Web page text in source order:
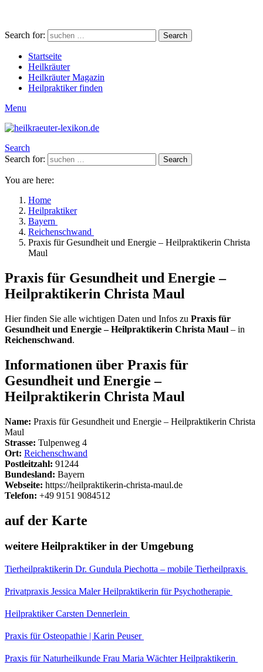
Search for: Search
Startseite
Heilkräuter
Heilkräuter Magazin
Heilpraktiker finden
Menu
Search
Search for:
Search
You are here:
Home
Heilpraktiker
Bayern
Reichenschwand
Praxis für Gesundheit und Energie – Heilpraktikerin Christa
Maul
Praxis für Gesundheit und Energie –
Heilpraktikerin Christa Maul
Hier finden Sie alle wichtigen Daten und Infos zu Praxis für
Gesundheit und Energie – Heilpraktikerin Christa Maul – in
Reichenschwand.
Informationen über Praxis für
Gesundheit und Energie –
Heilpraktikerin Christa Maul
Name: Praxis für Gesundheit und Energie – Heilpraktikerin Christa
Maul
Strasse: Tulpenweg 4
Ort: Reichenschwand
Postleitzahl: 91244
Bundesland: Bayern
Webseite: https://heilpraktikerin-christa-maul.de
Telefon: +49 9151 9084512
auf der Karte
weitere Heilpraktiker in der Umgebung
Tierheilpraktikerin Dr. Gundula Piechotta – mobile Tierheilpraxis
Privatpraxis Jessica Maler Heilpraktikerin für Psychotherapie
Heilpraktiker Carsten Dennerlein
Praxis für Osteopathie | Karin Peuser
Praxis für Naturheilkunde Frau Maria Wächter Heilpraktikerin